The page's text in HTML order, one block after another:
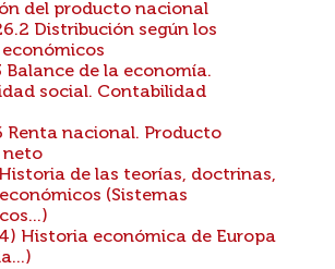
del producto nacional
Distribución según los
Balance de la economía.
social. Contabilidad
Renta nacional. Producto
neto
de las teorías, doctrinas,
(Sistemas
Historia económica de Europa